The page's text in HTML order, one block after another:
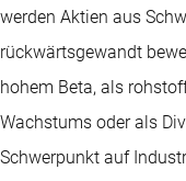
werden Aktien aus
rückwärtsgewandt
hohem Beta, als
Wachstums oder als
Schwerpunkt auf